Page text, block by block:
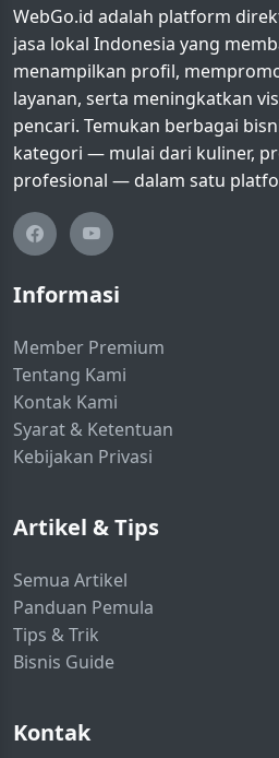
WebGo.id adalah platform
jasa lokal Indonesia yang
menampilkan profil,
layanan, serta meningkatkan
pencari. Temukan berbagai
kategori — mulai dari kuliner,
profesional — dalam satu
Informasi
Member Premium
Tentang Kami
Kontak Kami
Syarat & Ketentuan
Kebijakan Privasi
Artikel & Tips
Semua Artikel
Panduan Pemula
Tips & Trik
Bisnis Guide
Kontak